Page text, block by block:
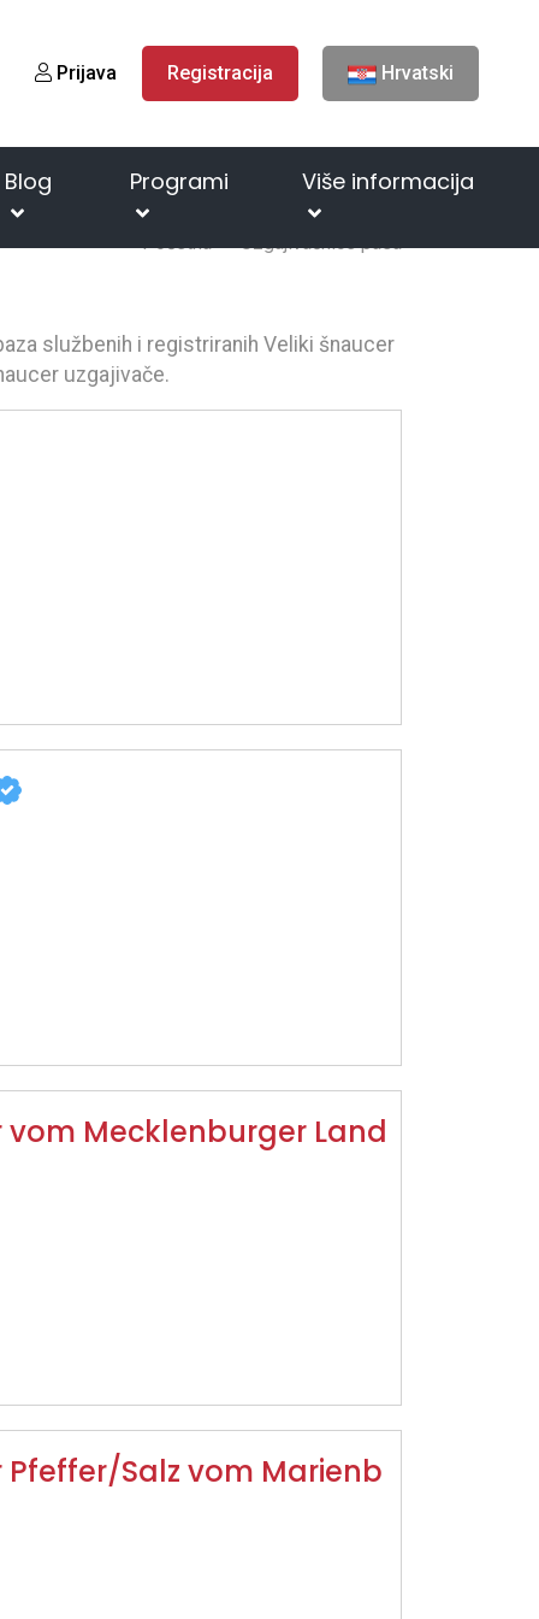
Prijava Registracija Hrvatski
Blog Programi Više informacija
Početna Uzgajivačnice pasa
službenih i registriranih Veliki šnaucer
uzgajivače.
vom Mecklenburger Land
Pfeffer/Salz vom Marienb